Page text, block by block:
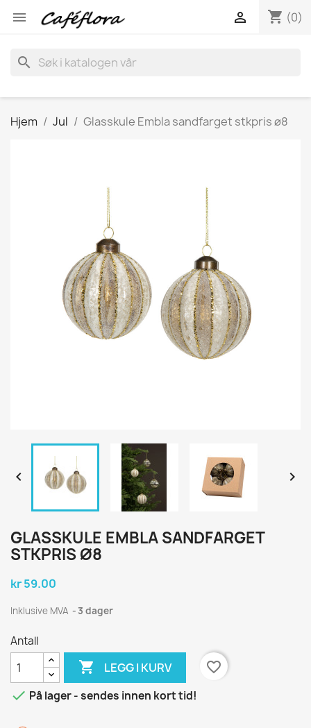
 shopping_cart (0)

search
Hjem Jul Glasskule Embla sandfarget stkpris ø8
 
GLASSKULE EMBLA SANDFARGET
STKPRIS Ø8
kr 59.00
Inklusive MVA 3 dager
Antall
 LEGG I KURV
favorite_border
 På lager - sendes innen kort tid!